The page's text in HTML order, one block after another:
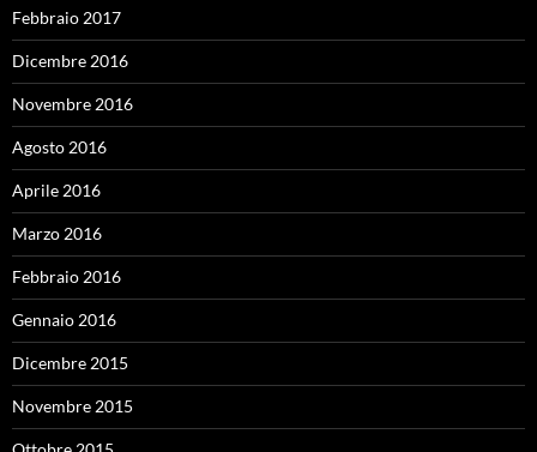
Febbraio 2017
Dicembre 2016
Novembre 2016
Agosto 2016
Aprile 2016
Marzo 2016
Febbraio 2016
Gennaio 2016
Dicembre 2015
Novembre 2015